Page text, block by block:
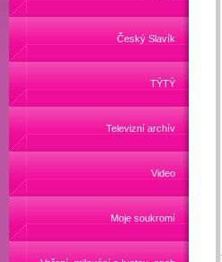
Český Slavík
TÝTÝ
Televizní archív
Video
Moje soukromí